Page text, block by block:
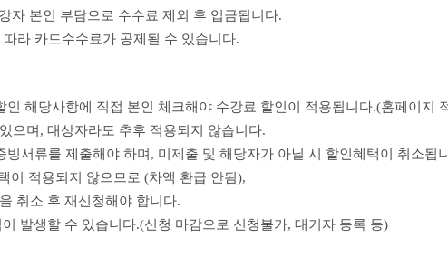
자 본인 부담으로 수수료 제외 후 입금됩니다.
따라 카드수수료가 공제될 수 있습니다.
인 해당사항에 직접 본인 체크해야 수강료 할인이 적용됩니다.(홈페이지
으며,대상자라도 추후 적용되지 않습니다.
서류를 제출해야 하며, 미제출 및 해당자가 아닐 시 할인혜택이 취소됩
이 적용되지 않으므로 (차액 환급 안됨),
취소 후 재신청해야 합니다.
발생할 수 있습니다.(신청 마감으로 신청불가, 대기자 등록 등)